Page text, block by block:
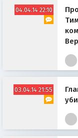
04.04.14 22:10
03.04.14 21:55